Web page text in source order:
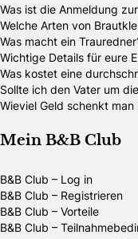
Was ist die Anmeldung
Welche Arten von
Was macht ein
Wichtige Details für eure
Was kostet eine
Sollte ich den Vater um
Wieviel Geld schenkt
Mein B&B Club
B&B Club – Log in
B&B Club – Registrieren
B&B Club – Vorteile
B&B Club –